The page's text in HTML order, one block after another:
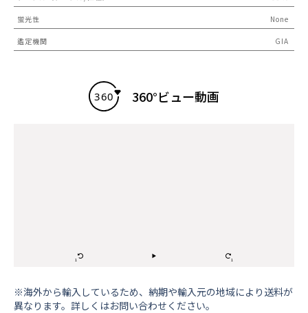
蛍光性 None
鑑定機関 GIA
360°ビュー動画
※海外から輸⼊しているため、納期や輸⼊元の地域により送料が
異なります。詳しくはお問い合わせください。